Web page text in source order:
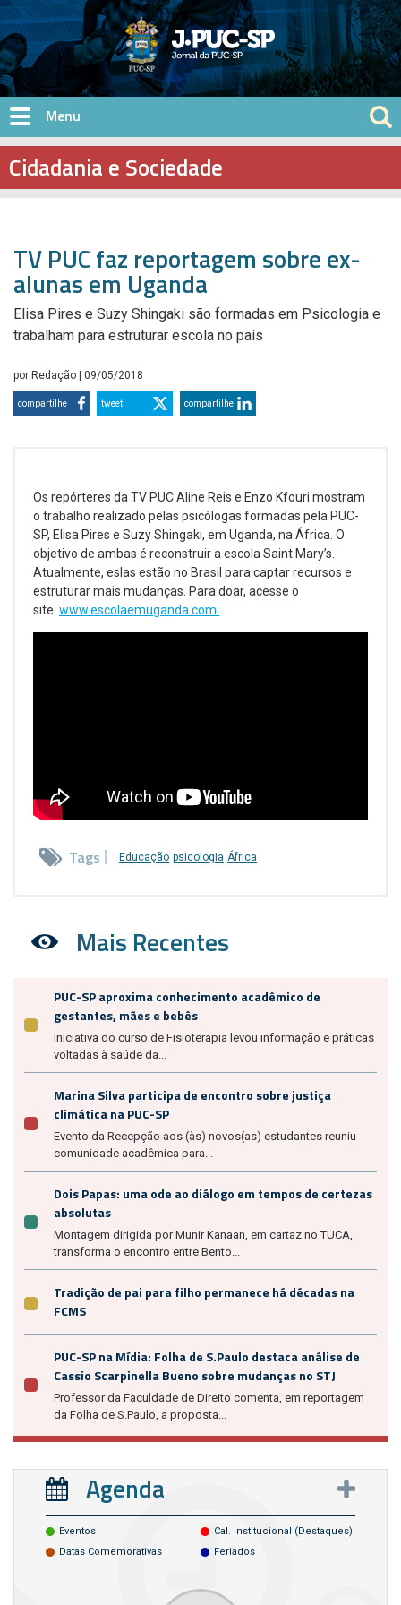
Pular para o conteúdo principal
Cidadania e Sociedade
TV PUC faz reportagem sobre ex-
alunas em Uganda
Elisa Pires e Suzy Shingaki são formadas em Psicologia e
trabalham para estruturar escola no país
por Redação | 09/05/2018
compartilhe tweet compartilhe
Os repórteres da TV PUC Aline Reis e Enzo Kfouri mostram
o trabalho realizado pelas psicólogas formadas pela PUC-
SP, Elisa Pires e Suzy Shingaki, em Uganda, na África. O
objetivo de ambas é reconstruir a escola Saint Mary’s.
Atualmente, eslas estão no Brasil para captar recursos e
estruturar mais mudanças. Para doar, acesse o
site: www.escolaemuganda.com.
Tags Educação psicologia África
Mais Recentes
PUC-SP aproxima conhecimento acadêmico de
gestantes, mães e bebês
Iniciativa do curso de Fisioterapia levou informação e práticas
voltadas à saúde da...
Marina Silva participa de encontro sobre justiça
climática na PUC-SP
Evento da Recepção aos (às) novos(as) estudantes reuniu
comunidade acadêmica para...
Dois Papas: uma ode ao diálogo em tempos de certezas
absolutas
Montagem dirigida por Munir Kanaan, em cartaz no TUCA,
transforma o encontro entre Bento...
Tradição de pai para filho permanece há décadas na
FCMS
PUC-SP na Mídia: Folha de S.Paulo destaca análise de
Cassio Scarpinella Bueno sobre mudanças no STJ
Professor da Faculdade de Direito comenta, em reportagem
da Folha de S.Paulo, a proposta...
Agenda
Eventos
Cal. Institucional (destaques)
Datas Comemorativas
Feriados